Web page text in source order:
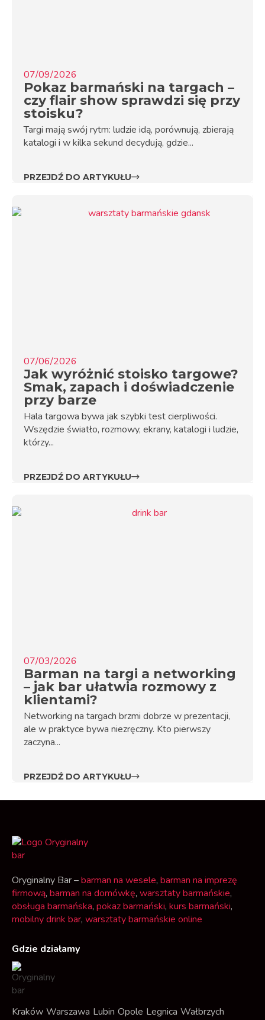
07/09/2026
Pokaz barmański na targach –
czy flair show sprawdzi się przy
stoisku?
Targi mają swój rytm: ludzie idą, porównują, zbierają
katalogi i w kilka sekund decydują, gdzie...
PRZEJDŹ DO ARTYKUŁU
07/06/2026
Jak wyróżnić stoisko targowe?
Smak, zapach i doświadczenie
przy barze
Hala targowa bywa jak szybki test cierpliwości.
Wszędzie światło, rozmowy, ekrany, katalogi i ludzie,
którzy...
PRZEJDŹ DO ARTYKUŁU
07/03/2026
Barman na targi a networking
– jak bar ułatwia rozmowy z
klientami?
Networking na targach brzmi dobrze w prezentacji,
ale w praktyce bywa niezręczny. Kto pierwszy
zaczyna...
PRZEJDŹ DO ARTYKUŁU
Oryginalny Bar –barman na wesele, barman na imprezę
firmową, barman na domówkę, warsztaty barmańskie,
obsługa barmańska, pokaz barmański, kurs barmański,
mobilny drink bar, warsztaty barmańskie online
Gdzie działamy
Kraków Warszawa Lubin Opole Legnica Wałbrzych